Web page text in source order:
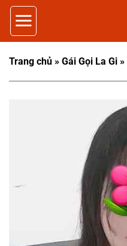
Bỏ
nội
Trang chủ » Gái Gọi La Gi »